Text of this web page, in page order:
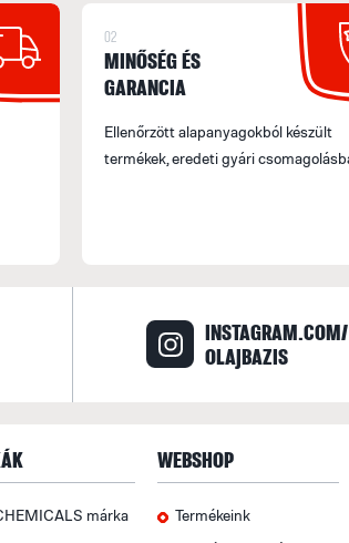
02
MINŐSÉG ÉS
GARANCIA
Ellenőrzött alapanyagokból készült
termékek, eredeti gyári
INSTAGRAM.COM/
OLAJBAZIS
márka
WEBSHOP
Termékeink